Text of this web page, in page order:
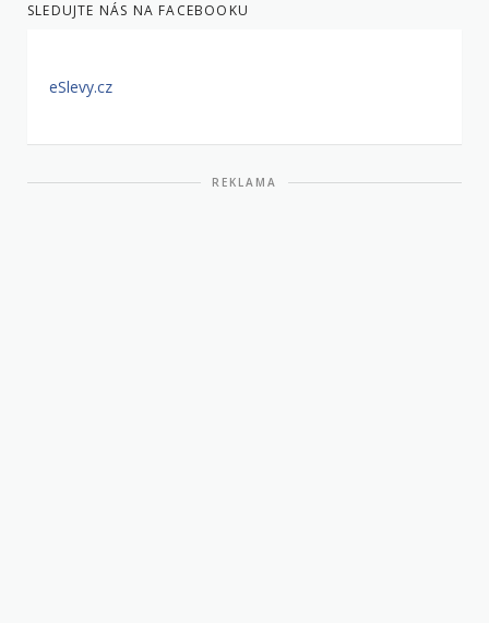
SLEDUJTE NÁS NA FACEBOOKU
eSlevy.cz
REKLAMA